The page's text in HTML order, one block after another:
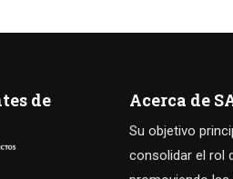
A
pde Acerca de
Su objetivo
consolidar el rol